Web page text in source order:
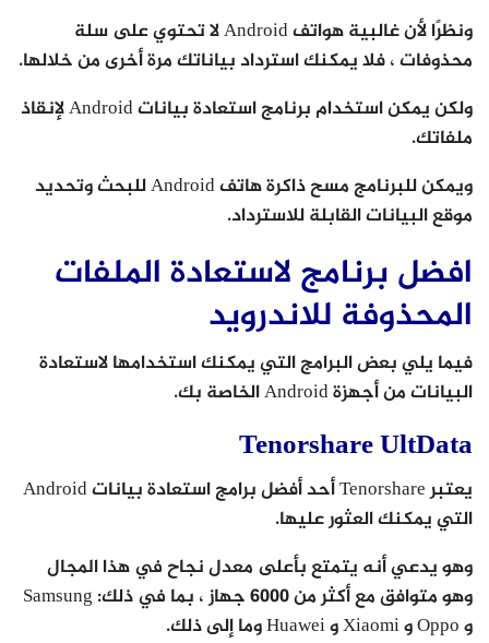
ونظرًا لأن غالبية هواتف Android لا تحتوي على سلة
محذوفات ، فلا يمكنك استرداد بياناتك مرة أخرى من خلالها.
ولكن يمكن استخدام برنامج استعادة بيانات Android لإنقاذ
ملفاتك.
ويمكن للبرنامج مسح ذاكرة هاتف Android للبحث وتحديد
موقع البيانات القابلة للاسترداد.
افضل برنامج لاستعادة الملفات
المحذوفة للاندرويد
فيما يلي بعض البرامج التي يمكنك استخدامها لاستعادة
البيانات من أجهزة Android الخاصة بك.
Tenorshare UltData
يعتبر Tenorshare أحد أفضل برامج استعادة بيانات Android
التي يمكنك العثور عليها.
وهو يدعي أنه يتمتع بأعلى معدل نجاح في هذا المجال
وهو متوافق مع أكثر من 6000 جهاز ، بما في ذلك: Samsung
و Oppo و Xiaomi و Huawei وما إلى ذلك.